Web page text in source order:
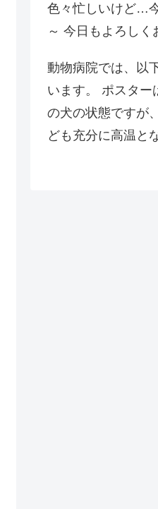
色々忙しいけど…
～ 今日もよろしく
動物病院では、以
います。 ポスター
の犬の状態ですが
ども充分に高温と